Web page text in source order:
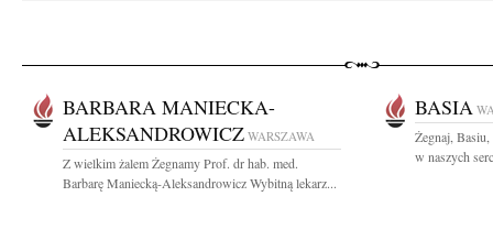
BARBARA MANIECKA-
ALEKSANDROWICZ WARSZAWA
Z wielkim żalem Żegnamy Prof. dr hab. med.
Barbarę Maniecką-Aleksandrowicz Wybitną lekarz...
BASIA
Żegnaj, Basiu,
w naszych